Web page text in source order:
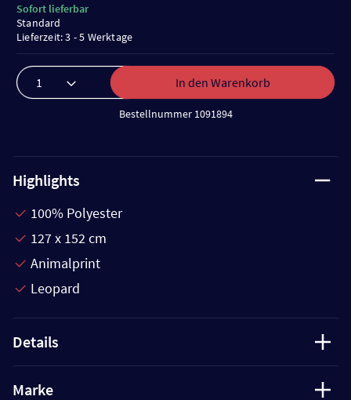
In den Warenkorb
Bestellnummer 1091894
Sofort lieferbar
Standard
Lieferzeit: 3 - 5 Werktage
Highlights
100% Polyester
127 x 152 cm
Animalprint
Leopard
Details
Marke